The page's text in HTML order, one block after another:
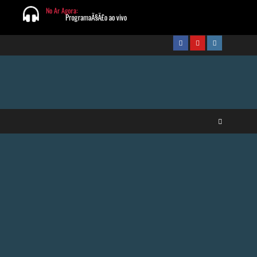
FaceBook
YoutubeInstagram